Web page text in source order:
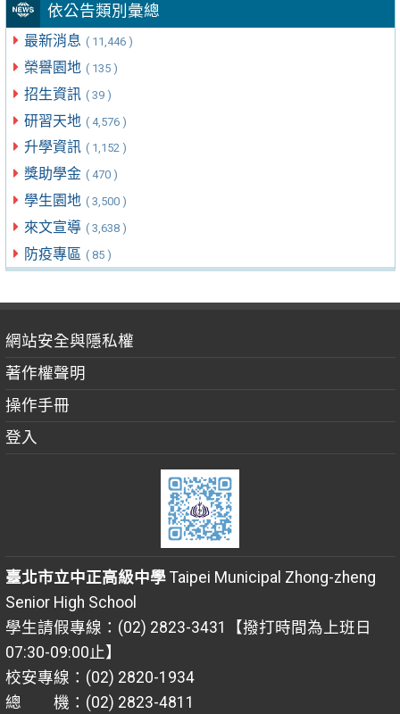
依公告類別彙總
最新消息 ( 11,446 )
榮譽園地 ( 135 )
招生資訊 ( 39 )
研習天地 ( 4,576 )
升學資訊 ( 1,152 )
獎助學金 ( 470 )
學生園地 ( 3,500 )
來文宣導 ( 3,638 )
防疫專區 ( 85 )
網站安全與隱私權
著作權聲明
操作手冊
登入
臺北市立中正高級中學Taipei Municipal Zhong-zheng
Senior High School
學生請假專線：(02) 2823-3431【撥打時間為上班日
07:30-09:00止】
校安專線：(02) 2820-1934
總 機：(02) 2823-4811